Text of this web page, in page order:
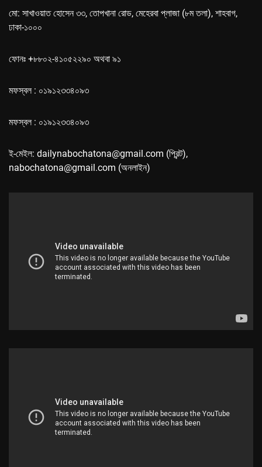
মো: সাখাওয়াত হোসেন ৩৩, তোপখানা রোড, মেহেরবা প্লাজা (৮ম তলা), শাহবাগ,
ঢাকা-১০০০
ফোনঃ +৮৮০২-৪১০৫২২৯০ অথবা ৯১
মফস্বল : ০১৯১২৩৩৪০৯৩
মফস্বল : ০১৯১২৩৩৪০৯৩
ই-মেইল: dailynabochatona@gmail.com (প্রিন্ট),
nabochatona@gmail.com (অনলাইন)